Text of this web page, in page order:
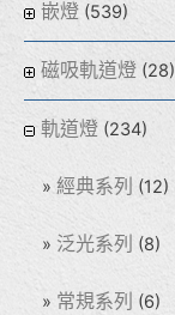
嵌燈 (539)
磁吸軌道燈 (28)
軌道燈 (234)
經典系列 (12)
泛光系列 (8)
常規系列 (6)